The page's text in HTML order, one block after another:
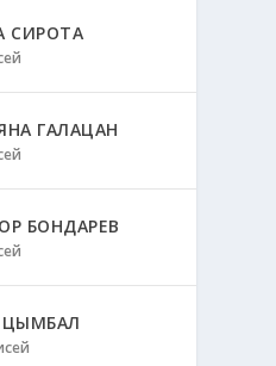
СИРОТА
ГАЛАЦАН
БОНДАРЕВ